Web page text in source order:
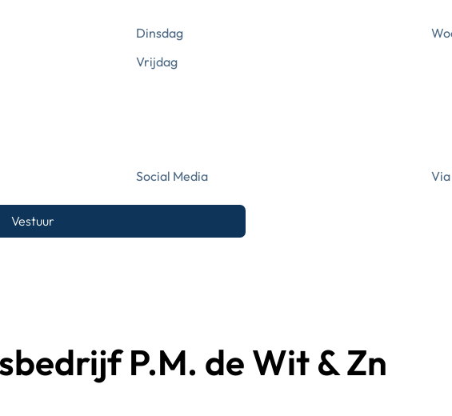
Dinsdag
Vrijdag
Social Media
Vestuur
P.M. de Wit & Zn